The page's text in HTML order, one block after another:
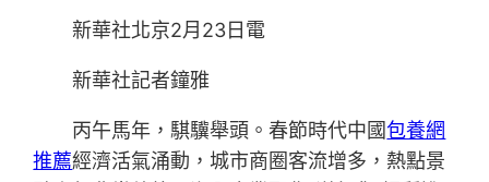
新華社北京2月23日電
新華社記者鐘雅
丙午馬年，騏驥舉頭。春節時代中國包養網
推薦經濟活氣涌動，城市商圈客流增多，熱點景